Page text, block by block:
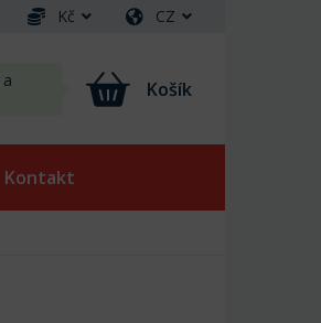
Kč CZ
a
Košík
Kontakt